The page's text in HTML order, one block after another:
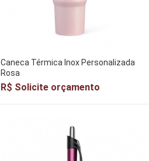
Caneca Térmica Inox Personalizada
Rosa
R$ Solicite orçamento